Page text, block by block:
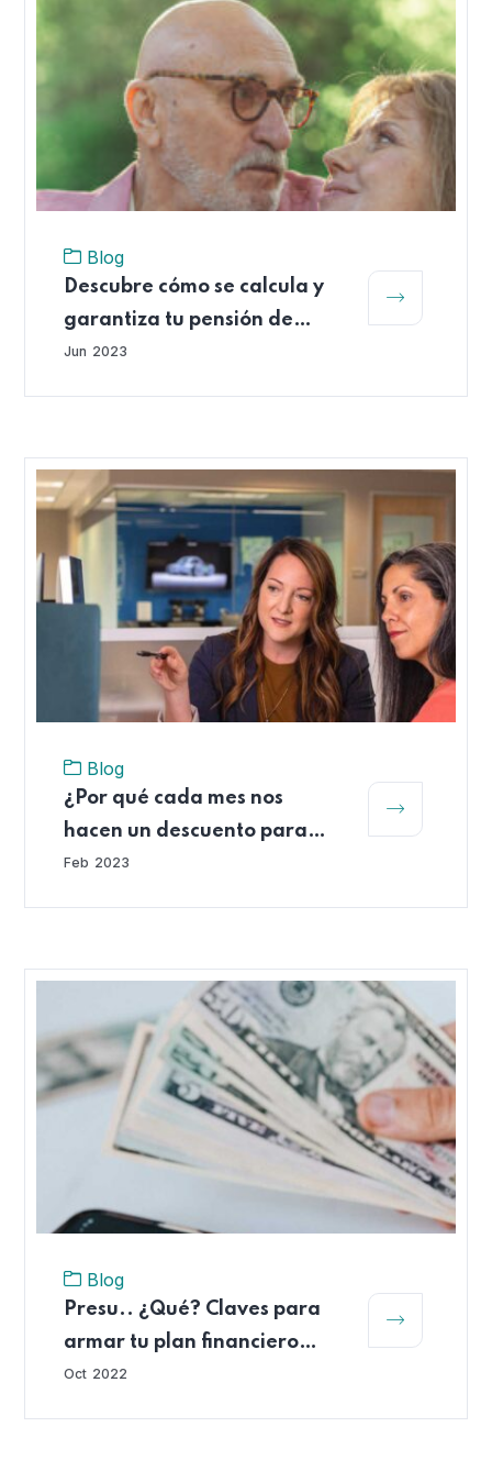
Blog
Descubre cómo se calcula y
garantiza tu pensión de
vejez
Jun 2023
Blog
¿Por qué cada mes nos
hacen un descuento para
cotizar a las AFP?
Feb 2023
Blog
Presu.. ¿Qué? Claves para
armar tu plan financiero
personal
Oct 2022